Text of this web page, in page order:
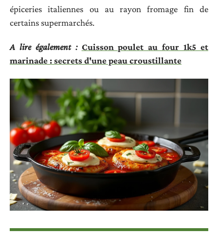
épiceries italiennes ou au rayon fromage fin de
certains supermarchés.
A lire également : Cuisson poulet au four 1k5 et
marinade : secrets d'une peau croustillante